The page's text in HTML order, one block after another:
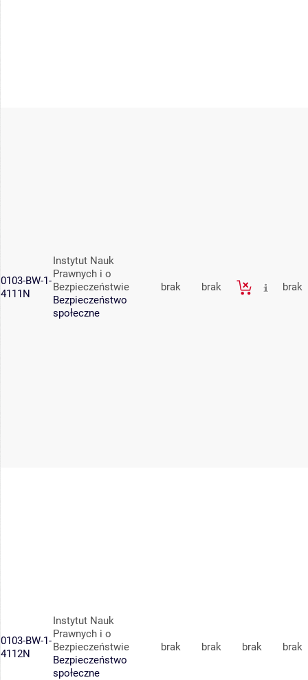
0103-BW-1-
4111N
Instytut Nauk
Prawnych i o
Bezpieczeństwie
Bezpieczeństwo
społeczne
brak brak brak
0103-BW-1-
4112N
Instytut Nauk
Prawnych i o
Bezpieczeństwie
Bezpieczeństwo
społeczne
brak brak brak brak